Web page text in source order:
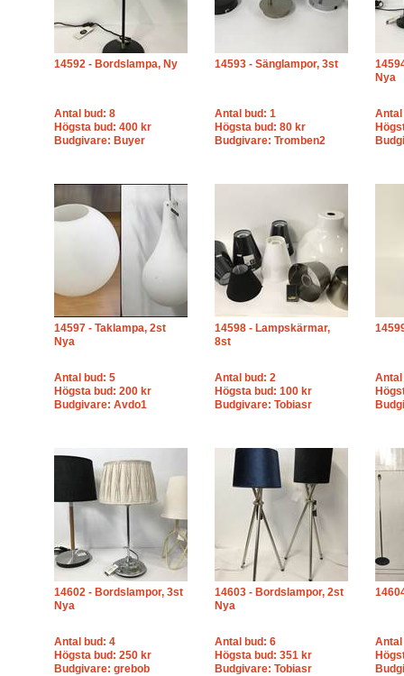
14592 - Bordslampa, Ny
Antal bud: 8
Högsta bud: 400 kr
Budgivare: Buyer
14593 - Sänglampor, 3st
Antal bud: 1
Högsta bud: 80 kr
Budgivare: Tromben2
Nya
Antal
14597 - Taklampa, 2st
Nya
Antal bud: 5
Högsta bud: 200 kr
Budgivare: Avdo1
14598 - Lampskärmar,
8st
Antal bud: 2
Högsta bud: 100 kr
Budgivare: Tobiasr
Antal
14602 - Bordslampor, 3st
Nya
Antal bud: 4
Högsta bud: 250 kr
Budgivare: grebob
14603 - Bordslampor, 2st
Nya
Antal bud: 6
Högsta bud: 351 kr
Budgivare: Tobiasr
Antal